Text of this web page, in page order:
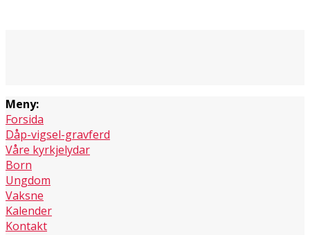
Meny:
Forsida
Dåp-vigsel-gravferd
Våre kyrkjelydar
Born
Ungdom
Vaksne
Kalender
Kontakt